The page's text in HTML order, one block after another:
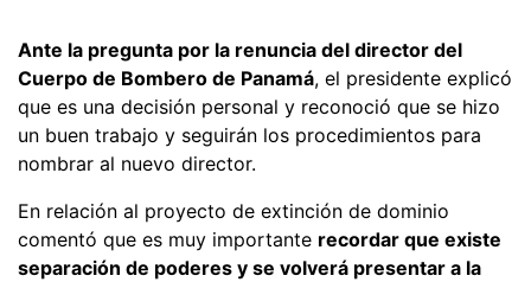
Ante la pregunta por la renuncia del director del
Cuerpo de Bombero de Panamá, el presidente explicó
que es una decisión personal y reconoció que se hizo
un buen trabajo y seguirán los procedimientos para
nombrar al nuevo director.
En relación al proyecto de extinción de dominio
comentó que es muy importante recordar que existe
separación de poderes y se volverá presentar a la